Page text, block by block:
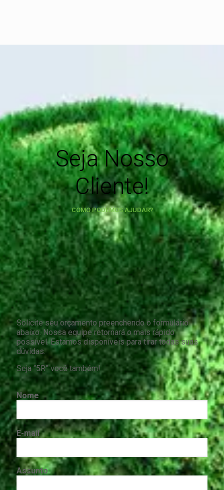
Seja Nosso
Cliente!
COMO PODEMOS AJUDAR?
Solicite seu orçamento preenchendo o formulário
abaixo. Nossa equipe retornará o mais rápido
possível. Estamos disponíveis para tirar todas suas
dúvidas.
Seja “5R” você também!
Nome
E-mail
Assunto